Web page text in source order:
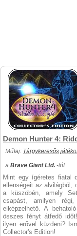
Demon Hunter 4:
Műfaj: Tárgykeresős
a Brave Giant Ltd. -tól
Mint egy ígéretes fiatal
ellenségeit az alvilágból,
a küszöbén, amely
csapást, amilyen
elképzelhető. A
összes fényt átfedő
ilyen erővel küzdeni?
Collector's Edition!